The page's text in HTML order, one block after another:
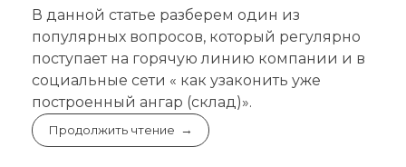
В данной статье разберем один из
популярных вопросов, который регулярно
поступает на горячую линию компании и в
социальные сети « как узаконить уже
построенный ангар (склад)».
Продолжить чтение